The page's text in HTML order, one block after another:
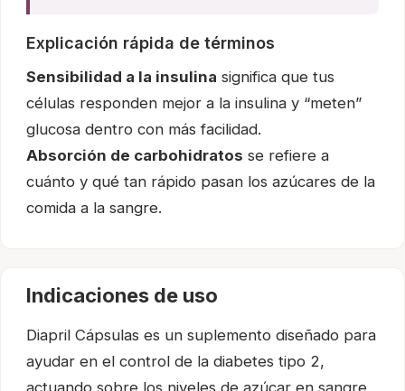
Explicación rápida de términos
Sensibilidad a la insulina significa que tus
células responden mejor a la insulina y “meten”
glucosa dentro con más facilidad.
Absorción de carbohidratos se refiere a
cuánto y qué tan rápido pasan los azúcares de la
comida a la sangre.
Indicaciones de uso
Diapril Cápsulas es un suplemento diseñado para
ayudar en el control de la diabetes tipo 2,
actuando sobre los niveles de azúcar en sangre